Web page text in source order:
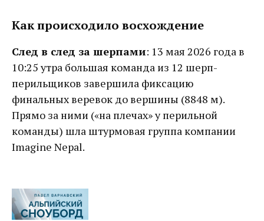
Как происходило восхождение
След в след за шерпами: 13 мая 2026 года в
10:25 утра большая команда из 12 шерп-
перильщиков завершила фиксацию
финальных веревок до вершины (8848 м).
Прямо за ними («на плечах» у перильной
команды) шла штурмовая группа компании
Imagine Nepal.